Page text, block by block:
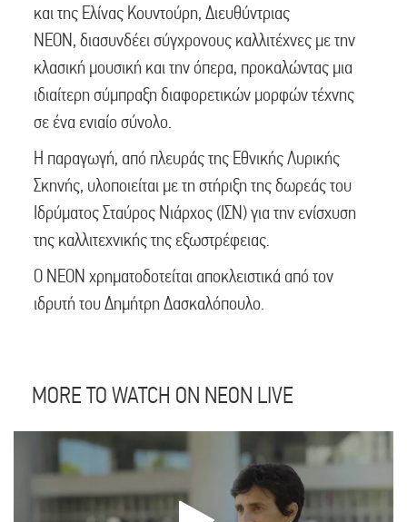
και της Ελίνας Κουντούρη, Διευθύντριας
ΝΕΟΝ, διασυνδέει σύγχρονους καλλιτέχνες με την
κλασική μουσική και την όπερα, προκαλώντας μια
ιδιαίτερη σύμπραξη διαφορετικών μορφών τέχνης
σε ένα ενιαίο σύνολο.
Η παραγωγή, από πλευράς της Εθνικής Λυρικής
Σκηνής, υλοποιείται με τη στήριξη της δωρεάς του
Ιδρύματος Σταύρος Νιάρχος (ΙΣΝ) για την ενίσχυση
της καλλιτεχνικής της εξωστρέφειας.
O NEON χρηματοδοτείται αποκλειστικά από τον
ιδρυτή του Δημήτρη Δασκαλόπουλο.
MORE TO WATCH ON NEON LIVE